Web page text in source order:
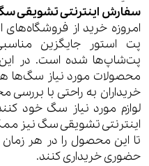
سفارش اینترنتی تشویقی
امروزه خرید از فروشگاه‌های
پت استور جایگزین
پت‌شاپ‌ها شده است. در این
محصولات مورد نیاز سگ‌ها
خریداران به راحتی با
لوازم مورد نیاز سگ خود
اینترنتی تشویقی سگ نیز
تا این محصول را در هر
حضوری خریداری کنند.